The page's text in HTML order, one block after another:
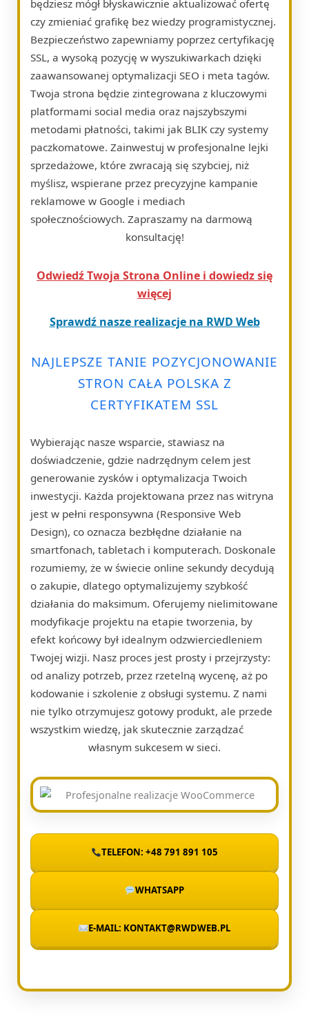
będziesz mógł błyskawicznie aktualizować ofertę
czy zmieniać grafikę bez wiedzy programistycznej.
Bezpieczeństwo zapewniamy poprzez certyfikację
SSL, a wysoką pozycję w wyszukiwarkach dzięki
zaawansowanej optymalizacji SEO i meta tagów.
Twoja strona będzie zintegrowana z kluczowymi
platformami social media oraz najszybszymi
metodami płatności, takimi jak BLIK czy systemy
paczkomatowe. Zainwestuj w profesjonalne lejki
sprzedażowe, które zwracają się szybciej, niż
myślisz, wspierane przez precyzyjne kampanie
reklamowe w Google i mediach
społecznościowych. Zapraszamy na darmową
konsultację!
Odwiedź Twoja Strona Online i dowiedz się
więcej
Sprawdź nasze realizacje na RWD Web
NAJLEPSZE TANIE POZYCJONOWANIE
STRON CAŁA POLSKA Z
CERTYFIKATEM SSL
Wybierając nasze wsparcie, stawiasz na
doświadczenie, gdzie nadrzędnym celem jest
generowanie zysków i optymalizacja Twoich
inwestycji. Każda projektowana przez nas witryna
jest w pełni responsywna (Responsive Web
Design), co oznacza bezbłędne działanie na
smartfonach, tabletach i komputerach. Doskonale
rozumiemy, że w świecie online sekundy decydują
o zakupie, dlatego optymalizujemy szybkość
działania do maksimum. Oferujemy nielimitowane
modyfikacje projektu na etapie tworzenia, by
efekt końcowy był idealnym odzwierciedleniem
Twojej wizji. Nasz proces jest prosty i przejrzysty:
od analizy potrzeb, przez rzetelną wycenę, aż po
kodowanie i szkolenie z obsługi systemu. Z nami
nie tylko otrzymujesz gotowy produkt, ale przede
wszystkim wiedzę, jak skutecznie zarządzać
własnym sukcesem w sieci.
TELEFON: +48 791 891 105
WHATSAPP
E-MAIL: KONTAKT@RWDWEB.PL